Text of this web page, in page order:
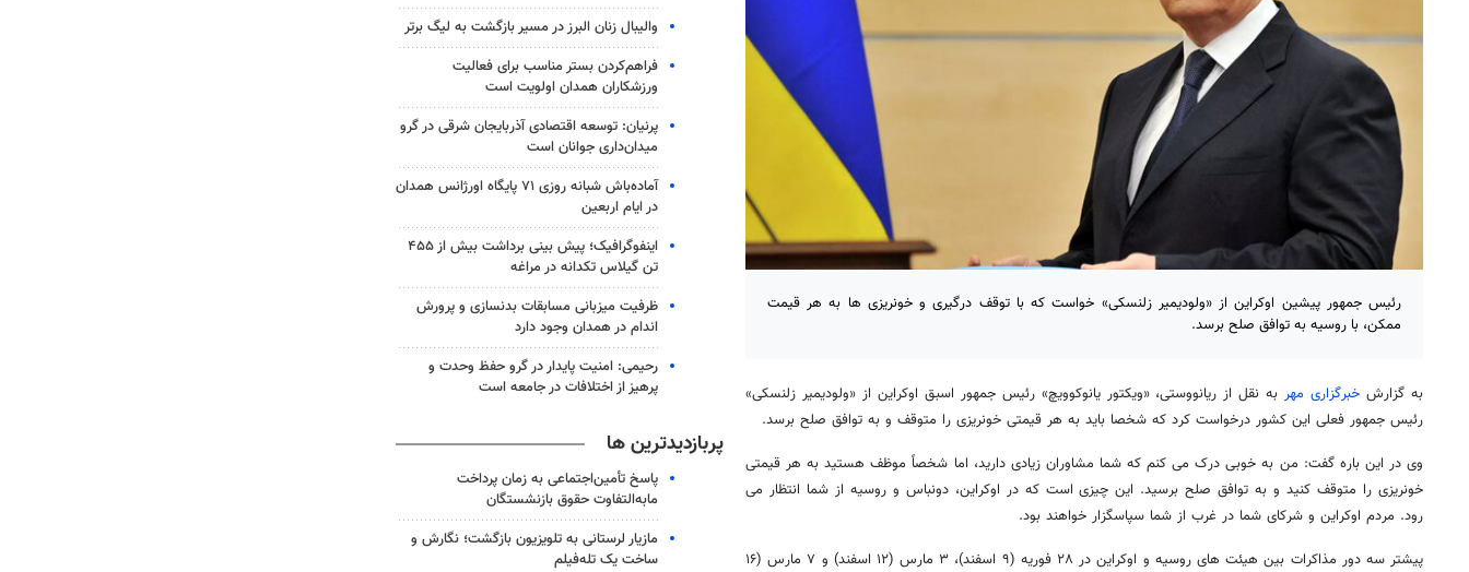
رئیس جمهور پیشین اوکراین از «ولودیمیر زلنسکی» خواست که با توقف درگیری و خونریزی ها به هر قیمت
ممکن، با روسیه به توافق صلح برسد.
به گزارش خبرگزاری مهر به نقل از ریانووستی، «ویکتور یانوکوویچ» رئیس جمهور اسبق اوکراین از «ولودیمیر زلنسکی»
رئیس جمهور فعلی این کشور درخواست کرد که شخصا باید به هر قیمتی خونریزی را متوقف و به توافق صلح برسد.
وی در این باره گفت: من به خوبی درک می کنم که شما مشاوران زیادی دارید، اما شخصاً موظف هستید به هر قیمتی
خونریزی را متوقف کنید و به توافق صلح برسید. این چیزی است که در اوکراین، دونباس و روسیه از شما انتظار می
رود. مردم اوکراین و شرکای شما در غرب از شما سپاسگزار خواهند بود.
پیشتر سه دور مذاکرات بین هیئت های روسیه و اوکراین در ۲۸ فوریه (۹ اسفند)، ۳ مارس (۱۲ اسفند) و ۷ مارس (۱۶
والیبال زنان البرز در مسیر بازگشت به لیگ برتر
فراهم‌کردن بستر مناسب برای فعالیت
ورزشکاران همدان اولویت است
پرنیان: توسعه اقتصادی آذربایجان شرقی در گرو
میدان‌داری جوانان است
آماده‌باش شبانه روزی ۷۱ پایگاه اورژانس همدان
در ایام اربعین
اینفوگرافیک؛ پیش بینی برداشت بیش از ۴۵۵
تن گیلاس تکدانه در مراغه
ظرفیت میزبانی مسابقات بدنسازی و پرورش
اندام در همدان وجود دارد
رحیمی: امنیت پایدار در گرو حفظ وحدت و
پرهیز از اختلافات در جامعه است
پربازدیدترین ها
پاسخ تأمین‌اجتماعی به زمان پرداخت
مابه‌التفاوت حقوق بازنشستگان
مازیار لرستانی به تلویزیون بازگشت؛ نگارش و
ساخت یک تله‌فیلم